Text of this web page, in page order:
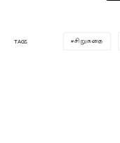
TAGS சிறுகதை